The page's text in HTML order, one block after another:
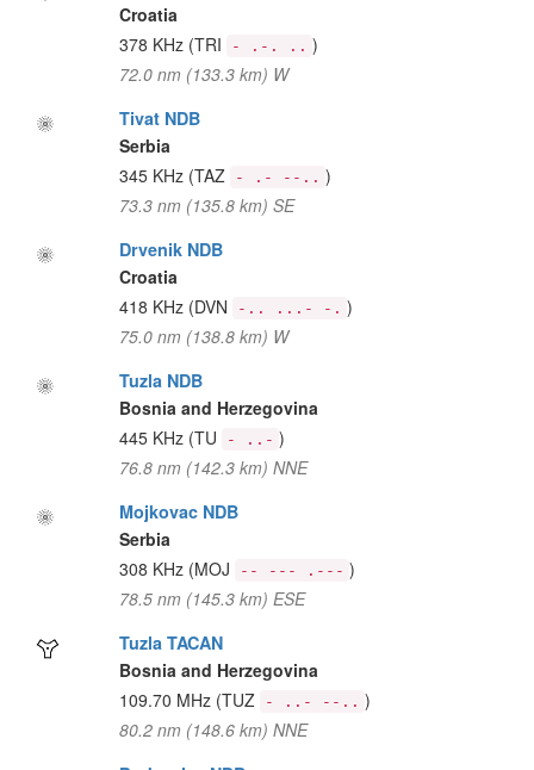
Croatia
378 KHz (TRI - .-. .. )
72.0 nm (133.3 km) W
Tivat NDB
Serbia
345 KHz (TAZ - .- --.. )
73.3 nm (135.8 km) SE
Drvenik NDB
Croatia
418 KHz (DVN -.. ...- -. )
75.0 nm (138.8 km) W
Tuzla NDB
Bosnia and Herzegovina
445 KHz (TU - ..- )
76.8 nm (142.3 km) NNE
Mojkovac NDB
Serbia
308 KHz (MOJ -- --- .--- )
78.5 nm (145.3 km) ESE
Tuzla TACAN
Bosnia and Herzegovina
109.70 MHz (TUZ - ..- --.. )
80.2 nm (148.6 km) NNE